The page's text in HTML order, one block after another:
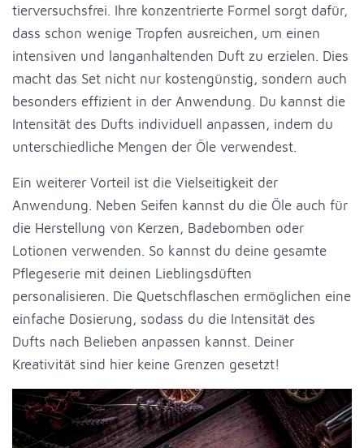
tierversuchsfrei. Ihre konzentrierte Formel sorgt dafür,
dass schon wenige Tropfen ausreichen, um einen
intensiven und langanhaltenden Duft zu erzielen. Dies
macht das Set nicht nur kostengünstig, sondern auch
besonders effizient in der Anwendung. Du kannst die
Intensität des Dufts individuell anpassen, indem du
unterschiedliche Mengen der Öle verwendest.
Ein weiterer Vorteil ist die Vielseitigkeit der
Anwendung. Neben Seifen kannst du die Öle auch für
die Herstellung von Kerzen, Badebomben oder
Lotionen verwenden. So kannst du deine gesamte
Pflegeserie mit deinen Lieblingsdüften
personalisieren. Die Quetschflaschen ermöglichen eine
einfache Dosierung, sodass du die Intensität des
Dufts nach Belieben anpassen kannst. Deiner
Kreativität sind hier keine Grenzen gesetzt!